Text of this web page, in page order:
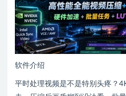
软件介绍
平时处理视频是不是特别头疼？